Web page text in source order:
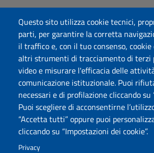
Questo sito utilizza cookie tecnici,
parti, per garantire la corretta
il traffico e, con il tuo consenso,
altri strumenti di tracciamento di terzi
video e misurare l'efficacia delle
comunicazione istituzionale. Puoi
necessari e di profilazione cliccando
Puoi scegliere di acconsentirne
“Accetta tutti” oppure puoi
cliccando su “Impostazioni dei cookie”.
Privacy
DADU – Dipartimento di Architettura,
Università degli Studi di Sassari
Palazzo del Pou Salit – Piazza Duomo, 6 -
Accessibilità
Dichiarazione di accessibilità
Cookie settings
Mappa del sito
Protocollo
Seguici su